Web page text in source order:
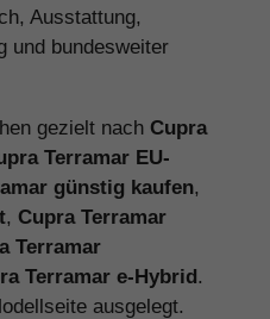
Ausstattung,
und bundesweiter
gezielt nach Cupra
Terramar EU-
günstig kaufen,
, Cupra Terramar
Terramar
Terramar e-Hybrid.
ausgelegt.